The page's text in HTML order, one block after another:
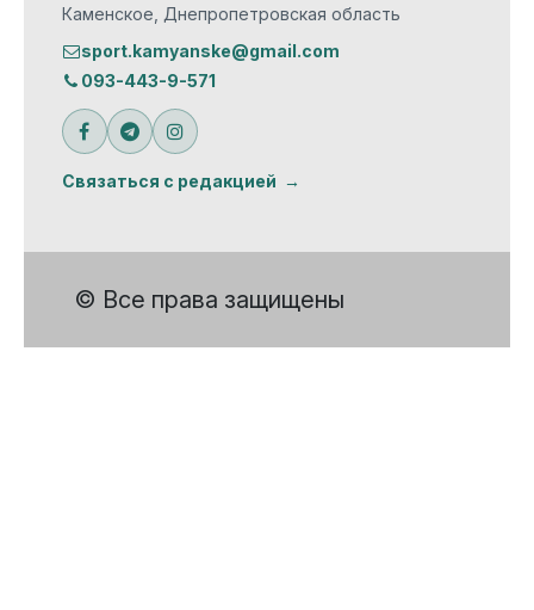
Каменское, Днепропетровская область
sport.kamyanske@gmail.com
093-443-9-571
Связаться с редакцией
© Все права защищены